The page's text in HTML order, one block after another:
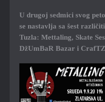
U drugoj sedmici svog
se nastavlja sa šest
Tuzla: Mettaling, Skate
DžUmBaR Bazar i